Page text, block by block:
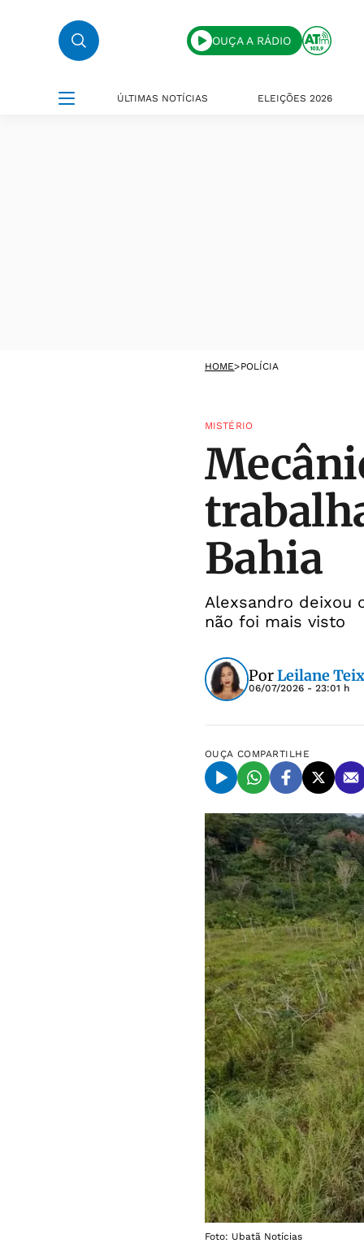
OUÇA A RÁDIO
ÚLTIMAS NOTÍCIAS ELEIÇÕES 2026
HOME>POLÍCIA
MISTÉRIO
Bahia
Alexsandro deixou
não foi mais visto
PorLeilane
06/07/2026 - 23:01 h
OUÇA COMPARTILHE
Foto: Ubatã Notícias